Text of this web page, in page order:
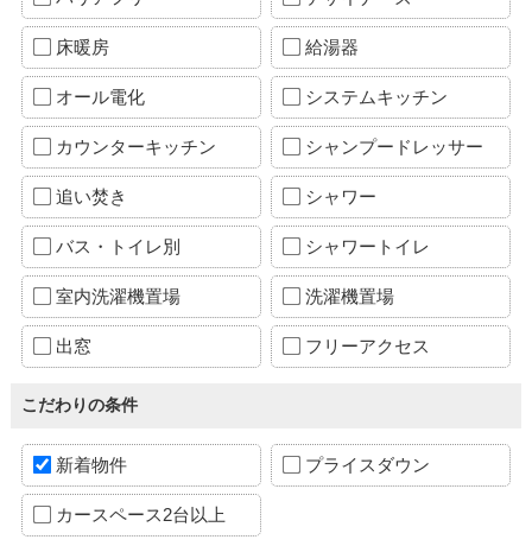
床暖房 給湯器
オール電化 システムキッチン
カウンターキッチン シャンプードレッサー
追い焚き シャワー
バス・トイレ別 シャワートイレ
室内洗濯機置場 洗濯機置場
出窓 フリーアクセス
こだわりの条件
新着物件 プライスダウン
カースペース2台以上